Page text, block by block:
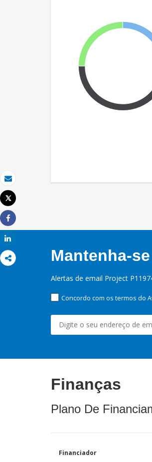
Email
Imprimir
Tweet
Share
Mantenha-
Alertas de email Project
Concordo com os termos do
Finanças
Plano De
Financiador